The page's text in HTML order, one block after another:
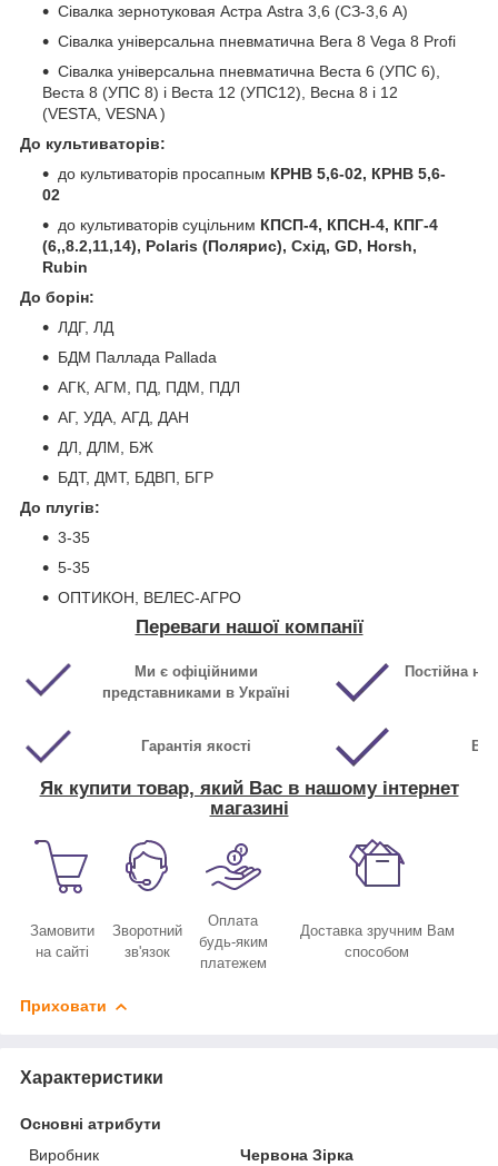
Сівалка зернотуковая Астра Astra 3,6 (СЗ-3,6 А)
Сівалка універсальна пневматична Вега 8 Vega 8 Profi
Сівалка універсальна пневматична Веста 6 (УПС 6),
Веста 8 (УПС 8) і Веста 12 (УПС12), Весна 8 і 12
(VESTA, VESNA )
До культиваторів:
до культиваторів просапным КРНВ 5,6-02, КРНВ 5,6-
02
до культиваторів суцільним КПСП-4, КПСН-4, КПГ-4
(6,,8.2,11,14), Polaris (Полярис), Схід, GD, Horsh,
Rubin
До борін:
ЛДГ, ЛД
БДМ Паллада Pallada
АГК, АГМ, ПД, ПДМ, ПДЛ
АГ, УДА, АГД, ДАН
ДЛ, ДЛМ, БЖ
БДТ, ДМТ, БДВП, БГР
До плугів:
3-35
5-35
ОПТИКОН, ВЕЛЕС-АГРО
Переваги нашої компанії
Ми є офіційними
представниками в Україні
Постійна
Гарантія якості
Як купити товар, який Вас в нашому інтернет
магазині
Замовити
на сайті
Зворотний
зв'язок
Оплата
будь-яким
платежем
Доставка зручним Вам
способом
Приховати
Характеристики
Основні атрибути
Виробник
Червона Зірка